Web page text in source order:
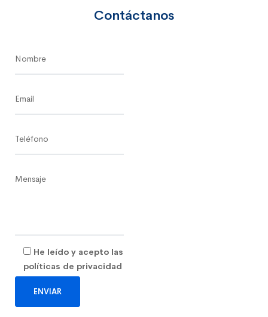
Contáctanos
He leído y acepto las
políticas de privacidad